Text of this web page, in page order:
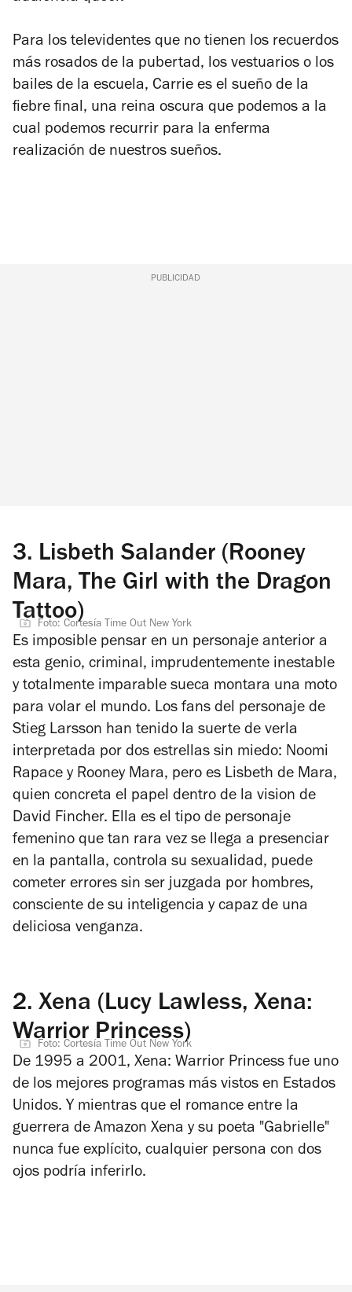
Para los televidentes que no tienen los recuerdos
más rosados ​​de la pubertad, los vestuarios o los
bailes de la escuela, Carrie es el sueño de la
fiebre final, una reina oscura que podemos a la
cual podemos recurrir para la enferma
realización de nuestros sueños.
PUBLICIDAD
3. Lisbeth Salander (Rooney
Mara, The Girl with the Dragon
Tattoo)
Foto: Cortesía Time Out New York
Es imposible pensar en un personaje anterior a
esta genio, criminal, imprudentemente inestable
y totalmente imparable sueca montara una moto
para volar el mundo. Los fans del personaje de
Stieg Larsson han tenido la suerte de verla
interpretada por dos estrellas sin miedo: Noomi
Rapace y Rooney Mara, pero es Lisbeth de Mara,
quien concreta el papel dentro de la vision de
David Fincher. Ella es el tipo de personaje
femenino que tan rara vez se llega a presenciar
en la pantalla, controla su sexualidad, puede
cometer errores sin ser juzgada por hombres,
consciente de su inteligencia y capaz de una
deliciosa venganza.
2. Xena (Lucy Lawless, Xena:
Warrior Princess)
Foto: Cortesía Time Out New York
De 1995 a 2001, Xena: Warrior Princess fue uno
de los mejores programas más vistos en Estados
Unidos. Y mientras que el romance entre la
guerrera de Amazon Xena y su poeta "Gabrielle"
nunca fue explícito, cualquier persona con dos
ojos podría inferirlo.